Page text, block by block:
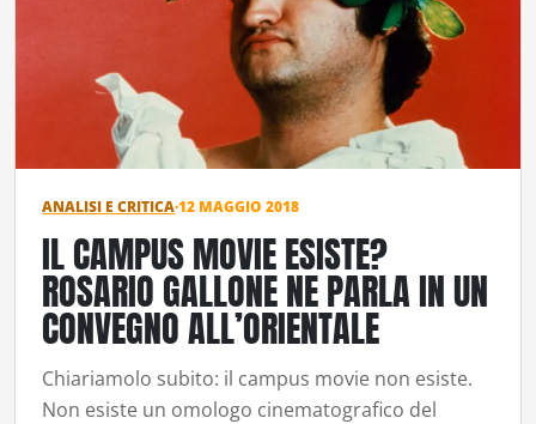
ANALISI E CRITICA·12 MAGGIO 2018
IL CAMPUS MOVIE ESISTE?
ROSARIO GALLONE NE PARLA IN UN
CONVEGNO ALL’ORIENTALE
Chiariamolo subito: il campus movie non esiste.
Non esiste un omologo cinematografico del